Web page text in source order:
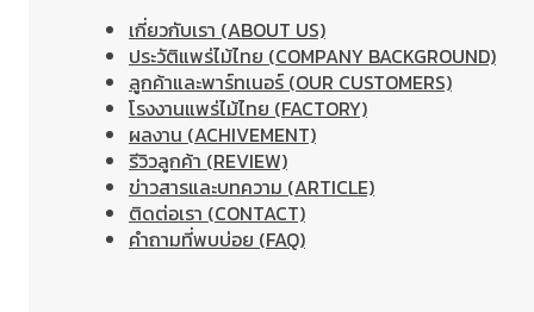
เกี่ยวกับเรา (ABOUT US)
ประวัติแพร่ไม้ไทย (COMPANY BACKGROUND)
ลูกค้าและพาร์ทเนอร์ (OUR CUSTOMERS)
โรงงานแพร่ไม้ไทย (FACTORY)
ผลงาน (ACHIVEMENT)
รีวิวลูกค้า (REVIEW)
ข่าวสารและบทความ (ARTICLE)
ติดต่อเรา (CONTACT)
คำถามที่พบบ่อย (FAQ)